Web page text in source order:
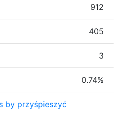
912
405
3
0.74%
by przyśpieszyć